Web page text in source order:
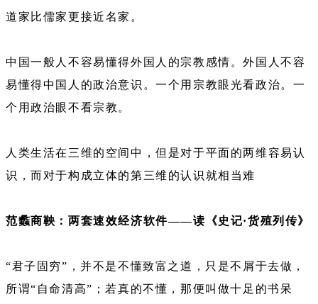
道家比儒家更接近名家。
中国一般人不容易懂得外国人的宗教感情。外国人不容
易懂得中国人的政治意识。一个用宗教眼光看政治。一
个用政治眼不看宗教。
人类生活在三维的空间中，但是对于平面的两维容易认
识，而对于构成立体的第三维的认识就相当难
范蠡商鞅：两套速效经济软件——读《史记·货殖列传》
“君子固穷”，并不是不懂致富之道，只是不屑于去做，
所谓“自命清高”；若真的不懂，那便叫做十足的书呆